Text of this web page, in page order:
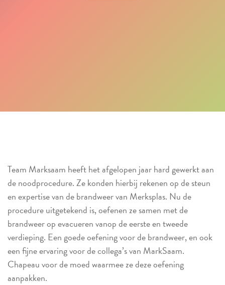
Team Marksaam heeft het afgelopen jaar hard gewerkt aan
de noodprocedure. Ze konden hierbij rekenen op de steun
en expertise van de brandweer van Merksplas. Nu de
procedure uitgetekend is, oefenen ze samen met de
brandweer op evacueren vanop de eerste en tweede
verdieping. Een goede oefening voor de brandweer, en ook
een fijne ervaring voor de collega’s van MarkSaam.
Chapeau voor de moed waarmee ze deze oefening
aanpakken.